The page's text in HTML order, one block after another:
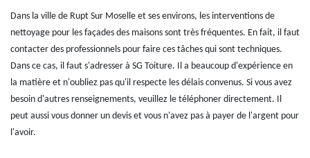
Dans la ville de Rupt Sur Moselle et ses environs, les interventions de
nettoyage pour les façades des maisons sont très fréquentes. En fait, il faut
contacter des professionnels pour faire ces tâches qui sont techniques.
Dans ce cas, il faut s'adresser à SG Toiture. Il a beaucoup d'expérience en
la matière et n'oubliez pas qu'il respecte les délais convenus. Si vous avez
besoin d'autres renseignements, veuillez le téléphoner directement. Il
peut aussi vous donner un devis et vous n'avez pas à payer de l'argent pour
l'avoir.